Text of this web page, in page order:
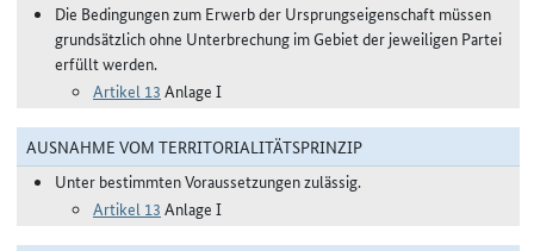
Die Bedingungen zum Erwerb der Ursprungseigenschaft müssen
grundsätzlich ohne Unterbrechung im Gebiet der jeweiligen Partei
erfüllt werden.
Artikel 13 Anlage I
AUSNAHME VOM TERRITORIALITÄTSPRINZIP
Unter bestimmten Voraussetzungen zulässig.
Artikel 13 Anlage I